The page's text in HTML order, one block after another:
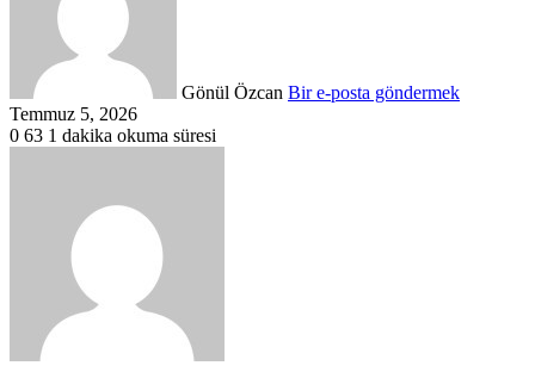
Gönül Özcan Bir e-posta göndermek
Temmuz 5, 2026
0 63 1 dakika okuma süresi